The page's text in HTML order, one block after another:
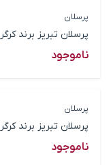
پرسلان
پرسلان تبریز برند
ناموجود
پرسلان
پرسلان تبریز برند
ناموجود